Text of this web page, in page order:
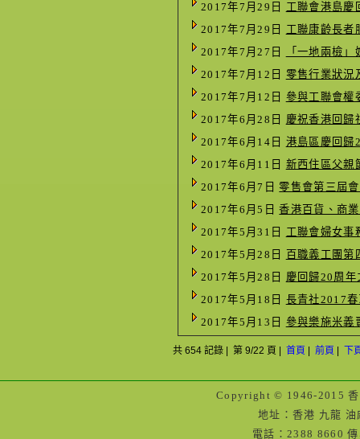
2017年7月29日 工聯會港島慶
2017年7月29日 工聯康齡長者
2017年7月27日
「一地兩檢
2017年7月12日 零售行業狀況
2017年7月12日 參與工聯會權
2017年6月28日 慶祝香港回歸
2017年6月14日 港島區慶回歸
2017年6月11日 新西住區父親
2017年6月7日零售會第三屆
2017年6月5日香港百貨、商
2017年5月31日 工聯會婦女事
2017年5月28日
百職義工團第
2017年5月28日 慶回歸20周
2017年5月18日 長青社2017
2017年5月13日 參與樂施米義
共 654 記錄 | 第 9/22 頁 | 首頁 前頁 下
Copyright © 1946-2015
地址：香港 九龍
電話：2388 8660